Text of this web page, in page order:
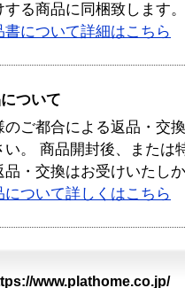
する商品に同梱致します。
書について詳細はこちら
ついて
のご都合による返品・交
い。 商品開封後、または
品・交換はお受けいたし
について詳しくはこちら
www.plathome.co.jp/